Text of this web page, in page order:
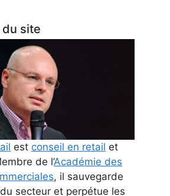
site
est conseil en retail et
de l’Académie des
, il sauvegarde
secteur et perpétue les